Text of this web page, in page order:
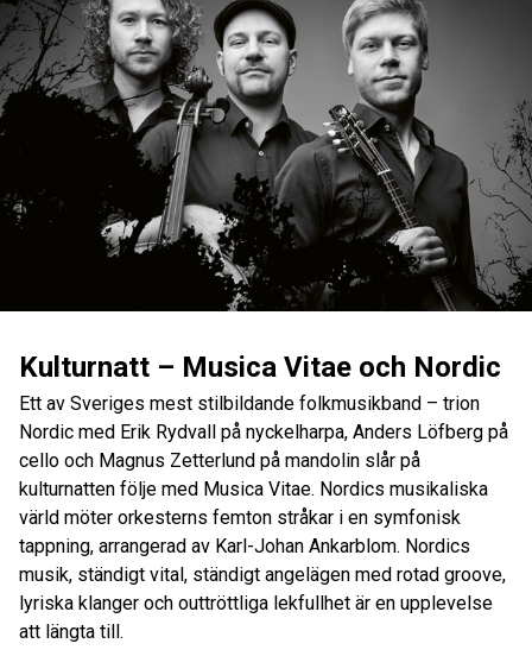
Kulturnatt – Musica Vitae och Nordic
Ett av Sveriges mest stilbildande folkmusikband – trion
Nordic med Erik Rydvall på nyckelharpa, Anders Löfberg på
cello och Magnus Zetterlund på mandolin slår på
kulturnatten följe med Musica Vitae. Nordics musikaliska
värld möter orkesterns femton stråkar i en symfonisk
tappning, arrangerad av Karl-Johan Ankarblom. Nordics
musik, ständigt vital, ständigt angelägen med rotad groove,
lyriska klanger och outtröttliga lekfullhet är en upplevelse
att längta till.